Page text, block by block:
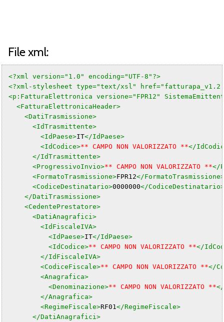
File xml:
<?xml version="1.0" encoding="UTF-8"?>
<?xml-stylesheet type="text/xsl"
<p:FatturaElettronica versione="FPR12"
<FatturaElettronicaHeader>
<DatiTrasmissione>
<IdTrasmittente>
<IdPaese>IT</IdPaese>
<IdCodice>** CAMPO NON VALORIZZATO **</
</IdTrasmittente>
<ProgressivoInvio>** CAMPO NON VALORIZZATO **</
<FormatoTrasmissione>FPR12</FormatoTrasmissione>
<CodiceDestinatario>0000000</CodiceDestinatario>
</DatiTrasmissione>
<CedentePrestatore>
<DatiAnagrafici>
<IdFiscaleIVA>
<IdPaese>IT</IdPaese>
<IdCodice>** CAMPO NON VALORIZZATO **</
</IdFiscaleIVA>
<CodiceFiscale>** CAMPO NON VALORIZZATO **</
<Anagrafica>
<Denominazione>** CAMPO NON VALORIZZATO **
</Anagrafica>
<RegimeFiscale>RF01 </RegimeFiscale>
</DatiAnagrafici>